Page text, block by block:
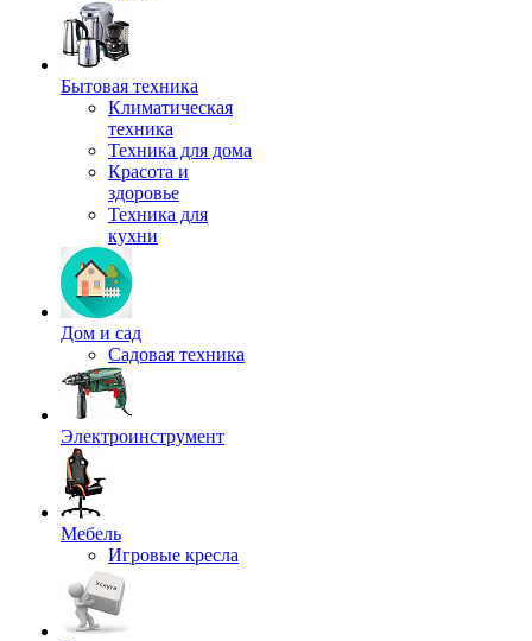
Бытовая техника
Климатическая
техника
Техника для дома
Красота и
здоровье
Техника для
кухни
Дом и сад
Садовая техника
Электроинструмент
Мебель
Игровые кресла